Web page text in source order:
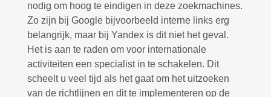
nodig om hoog te eindigen in deze zoekmachines.
Zo zijn bij Google bijvoorbeeld interne links erg
belangrijk, maar bij Yandex is dit niet het geval.
Het is aan te raden om voor internationale
activiteiten een specialist in te schakelen. Dit
scheelt u veel tijd als het gaat om het uitzoeken
van de richtlijnen en dit te implementeren op de